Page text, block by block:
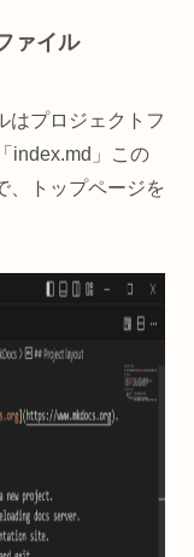
ァイル
はプロジェクトフ
index.md」この
、トップページを